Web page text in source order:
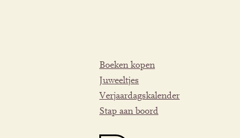
Boeken kopen
Juweeltjes
Verjaardagskalender
Stap aan boord